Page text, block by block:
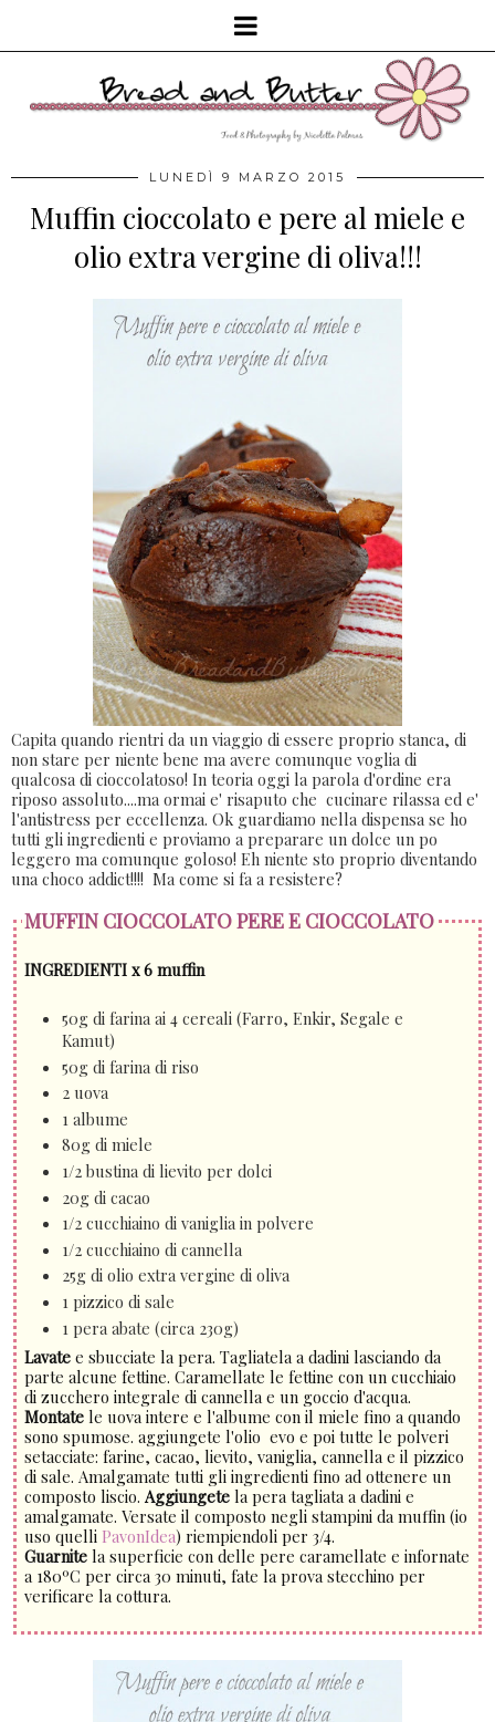
LUNEDÌ 9 MARZO 2015
Muffin cioccolato e pere al miele e
olio extra vergine di oliva!!!
Capita quando rientri da un viaggio di essere proprio stanca, di
non stare per niente bene ma avere comunque voglia di
qualcosa di cioccolatoso! In teoria oggi la parola d'ordine era
riposo assoluto....ma ormai e' risaputo che cucinare rilassa ed e'
l'antistress per eccellenza. Ok guardiamo nella dispensa se ho
tutti gli ingredienti e proviamo a preparare un dolce un po
leggero ma comunque goloso! Eh niente sto proprio diventando
una choco addict!!!! Ma come si fa a resistere?
MUFFIN CIOCCOLATO PERE E CIOCCOLATO
INGREDIENTI x 6 muffin
50g di farina ai 4 cereali (Farro, Enkir, Segale e
Kamut)
50g di farina di riso
2 uova
1 albume
80g di miele
1/2 bustina di lievito per dolci
20g di cacao
1/2 cucchiaino di vaniglia in polvere
1/2 cucchiaino di cannella
25g di olio extra vergine di oliva
1 pizzico di sale
1 pera abate (circa 230g)
Lavate e sbucciate la pera. Tagliatela a dadini lasciando da
parte alcune fettine. Caramellate le fettine con un cucchiaio
di zucchero integrale di cannella e un goccio d'acqua.
Montate le uova intere e l'albume con il miele fino a quando
sono spumose. aggiungete l'olio evo e poi tutte le polveri
setacciate: farine, cacao, lievito, vaniglia, cannella e il pizzico
di sale. Amalgamate tutti gli ingredienti fino ad ottenere un
composto liscio. Aggiungete la pera tagliata a dadini e
amalgamate. Versate il composto negli stampini da muffin (io
uso quelli PavonIdea) riempiendoli per 3/4.
Guarnite la superficie con delle pere caramellate e infornate
a 180ºC per circa 30 minuti, fate la prova stecchino per
verificare la cottura.